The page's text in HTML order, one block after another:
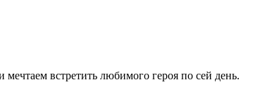
встретить любимого героя по сей день.